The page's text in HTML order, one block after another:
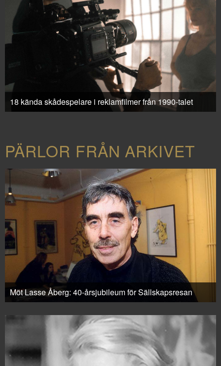
18 kända skådespelare i reklamfilmer från 1990-talet
PÄRLOR FRÅN ARKIVET
Möt Lasse Åberg: 40-årsjubileum för Sällskapsresan